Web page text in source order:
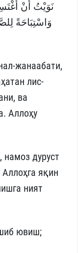
نَوَيْتُ أَنْ
وَاسْتِبَاحَةً
жанаабати,
лис-
ва
Аллоҳу
дуруст
яқин
ният
ювиш;